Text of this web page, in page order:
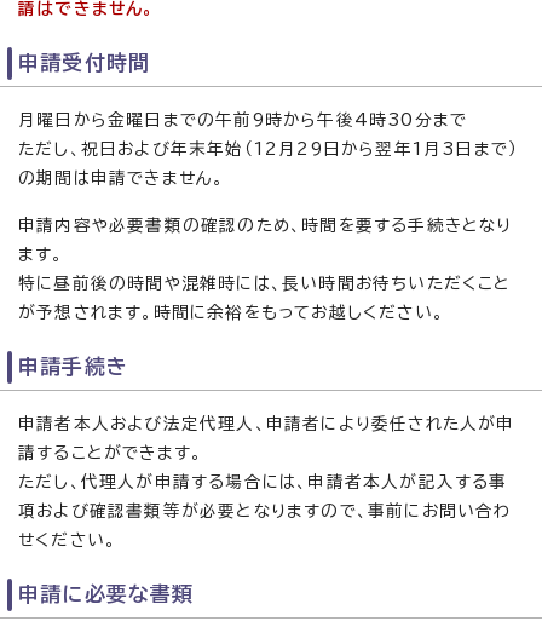
請はできません。
申請受付時間
月曜日から金曜日までの午前9時から午後4時30分まで
ただし、祝日および年末年始（12月29日から翌年1月3日まで）
の期間は申請できません。
申請内容や必要書類の確認のため、時間を要する手続きとなり
ます。
特に昼前後の時間や混雑時には、長い時間お待ちいただくこと
が予想されます。時間に余裕をもってお越しください。
申請手続き
申請者本人および法定代理人、申請者により委任された人が申
請することができます。
ただし、代理人が申請する場合には、申請者本人が記入する事
項および確認書類等が必要となりますので、事前にお問い合わ
せください。
申請に必要な書類